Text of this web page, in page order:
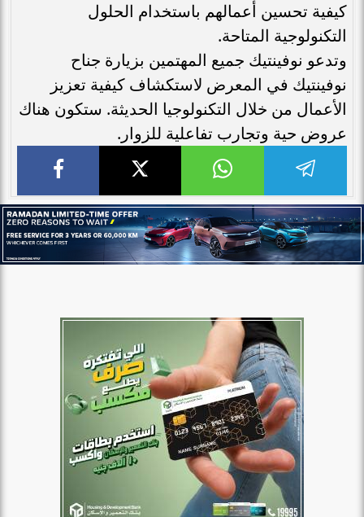
كيفية تحسين أعمالهم باستخدام الحلول
التكنولوجية المتاحة.
وتدعو نوفينتيك جميع المهتمين بزيارة جناح
نوفينتيك في المعرض لاستكشاف كيفية تعزيز
الأعمال من خلال التكنولوجيا الحديثة. ستكون هناك
عروض حية وتجارب تفاعلية للزوار.